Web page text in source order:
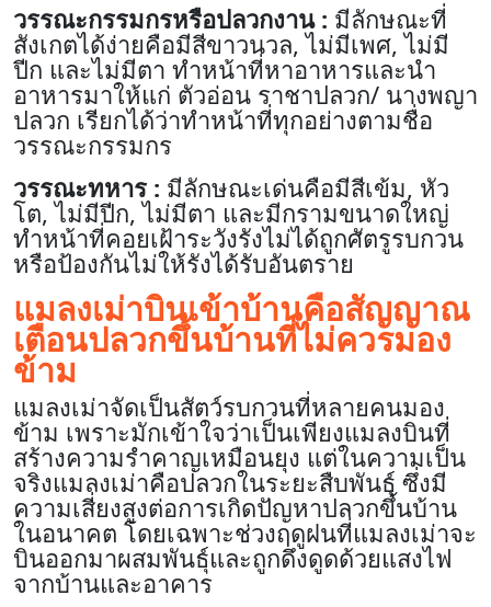
วรรณะกรรมกรหรือปลวกงาน : มีลักษณะที่
สังเกตได้ง่ายคือมีสีขาวนวล, ไม่มีเพศ, ไม่มี
ปีก และไม่มีตา ทำหน้าที่หาอาหารและนำ
อาหารมาให้แก่ ตัวอ่อน ราชาปลวก/ นางพญา
ปลวก เรียกได้ว่าทำหน้าที่ทุกอย่างตามชื่อ
วรรณะกรรมกร
วรรณะทหาร : มีลักษณะเด่นคือมีสีเข้ม, หัว
โต, ไม่มีปีก, ไม่มีตา และมีกรามขนาดใหญ่
ทำหน้าที่คอยเฝ้าระวังรังไม่ได้ถูกศัตรูรบกวน
หรือป้องกันไม่ให้รังได้รับอันตราย
แมลงเม่าบินเข้าบ้านคือสัญญาณ
เตือนปลวกขึ้นบ้านที่ไม่ควรมอง
ข้าม
แมลงเม่าจัดเป็นสัตว์รบกวนที่หลายคนมอง
ข้าม เพราะมักเข้าใจว่าเป็นเพียงแมลงบินที่
สร้างความรำคาญเหมือนยุง แต่ในความเป็น
จริงแมลงเม่าคือปลวกในระยะสืบพันธุ์ ซึ่งมี
ความเสี่ยงสูงต่อการเกิดปัญหาปลวกขึ้นบ้าน
ในอนาคต โดยเฉพาะช่วงฤดูฝนที่แมลงเม่าจะ
บินออกมาผสมพันธุ์และถูกดึงดูดด้วยแสงไฟ
จากบ้านและอาคาร